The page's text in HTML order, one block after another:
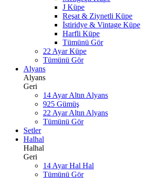
J Küpe
Reşat & Ziynetli Küpe
İstiridye & Vintage Küpe
Harfli Küpe
Tümünü Gör
22 Ayar Küpe
Tümünü Gör
Alyans
Alyans
Geri
14 Ayar Altın Alyans
925 Gümüş
22 Ayar Altın Alyans
Tümünü Gör
Setler
Halhal
Halhal
Geri
14 Ayar Hal Hal
Tümünü Gör